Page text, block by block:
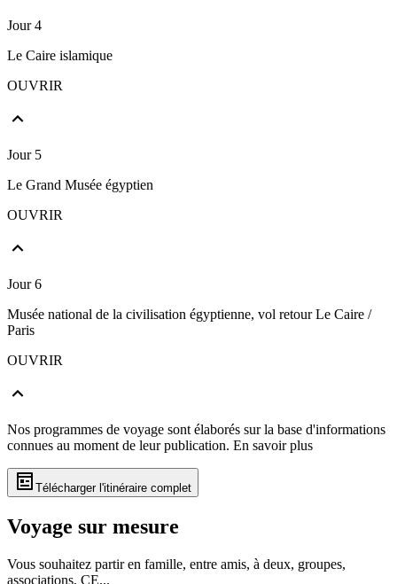
Jour 4
Le Caire islamique
OUVRIR
Jour 5
Le Grand Musée égyptien
OUVRIR
Jour 6
Musée national de la civilisation égyptienne, vol retour Le Caire /
Paris
OUVRIR
Nos programmes de voyage sont élaborés sur la base d'informations
connues au moment de leur publication. En savoir plus
Télécharger l'itinéraire complet
Voyage sur mesure
Vous souhaitez partir en famille, entre amis, à deux, groupes,
associations, CE...